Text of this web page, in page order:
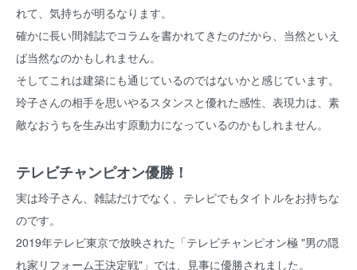
れて、気持ちが明るなります。
確かに長い間雑誌でコラムを書かれてきたのだから、当然といえ
ば当然なのかもしれません。
そしてこれは建築にも通じているのではないかと感じています。
玲子さんの相手を思いやるスタンスと優れた感性、表現力は、素
敵なおうちを生み出す原動力になっているのかもしれません。
テレビチャンピオン優勝！
実は玲子さん、雑誌だけでなく、テレビでもタイトルをお持ちな
のです。
2019年テレビ東京で放映された「テレビチャンピオン極 "男の隠
れ家リフォーム王決定戦"」では、見事に優勝されました。